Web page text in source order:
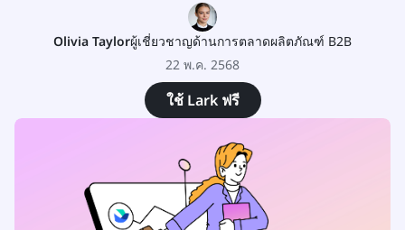
Olivia Taylorผู้เชี่ยวชาญด้านการตลาดผลิตภัณฑ์ B2B
22 พ.ค. 2568
ใช้ Lark ฟรี